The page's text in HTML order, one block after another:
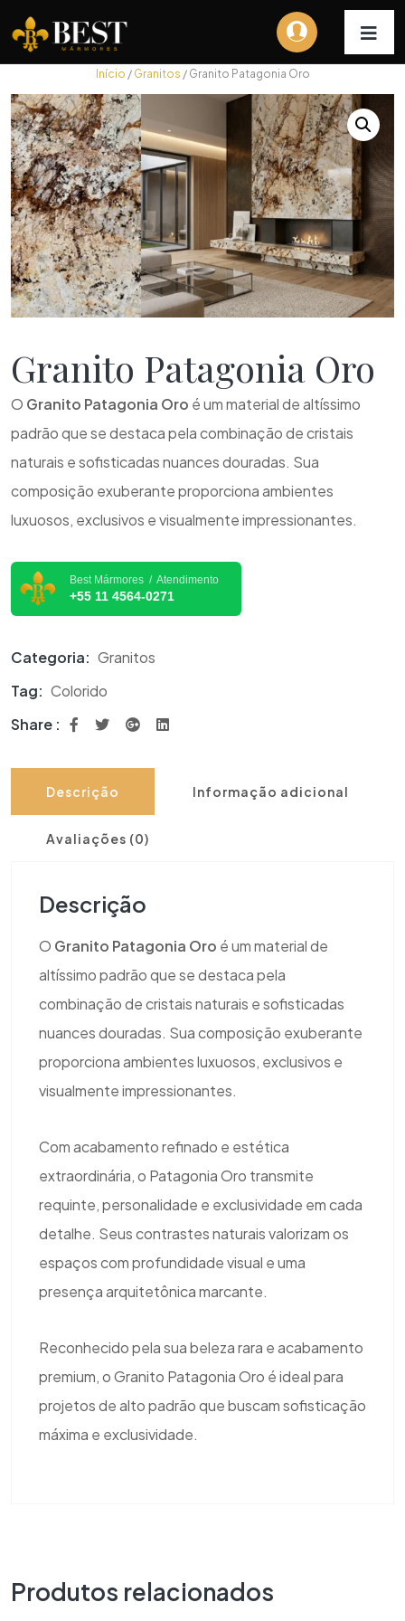
Início / Granitos / Granito Patagonia Oro
Granito Patagonia Oro
O Granito Patagonia Oro é um material de altíssimo
padrão que se destaca pela combinação de cristais
naturais e sofisticadas nuances douradas. Sua
composição exuberante proporciona ambientes
luxuosos, exclusivos e visualmente impressionantes.
Best Mármores / Atendimento
+55 11 4564-0271
Categoria: Granitos
Tag: Colorido
Share :
Descrição Informação adicional
Avaliações (0)
Descrição
O Granito Patagonia Oro é um material de
altíssimo padrão que se destaca pela
combinação de cristais naturais e sofisticadas
nuances douradas. Sua composição exuberante
proporciona ambientes luxuosos, exclusivos e
visualmente impressionantes.
Com acabamento refinado e estética
extraordinária, o Patagonia Oro transmite
requinte, personalidade e exclusividade em cada
detalhe. Seus contrastes naturais valorizam os
espaços com profundidade visual e uma
presença arquitetônica marcante.
Reconhecido pela sua beleza rara e acabamento
premium, o Granito Patagonia Oro é ideal para
projetos de alto padrão que buscam sofisticação
máxima e exclusividade.
Produtos relacionados